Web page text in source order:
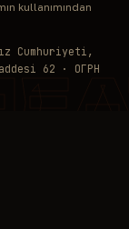
kullanımından
Cumhuriyeti,
62 · ОГРН